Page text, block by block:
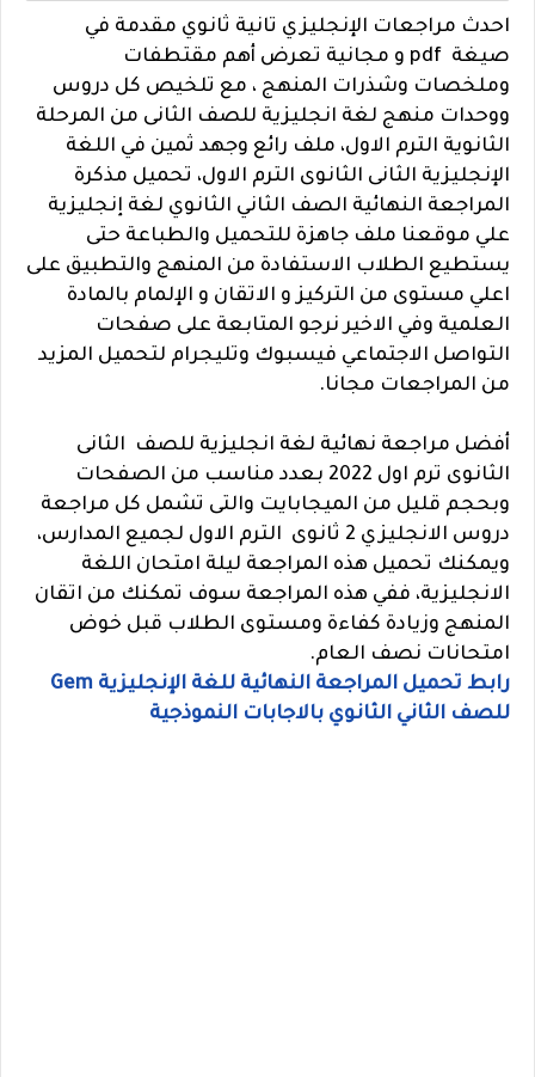
احدث مراجعات الإنجليزي تانية ثانوي مقدمة في
صيغة pdf و مجانية تعرض أهم مقتطفات
وملخصات وشذرات المنهج ، مع تلخيص كل دروس
ووحدات منهج لغة انجليزية للصف الثانى من المرحلة
الثانوية الترم الاول، ملف رائع وجهد ثمين في اللغة
الإنجليزية الثانى الثانوى الترم الاول، تحميل مذكرة
المراجعة النهائية الصف الثاني الثانوي لغة إنجليزية
علي موقعنا ملف جاهزة للتحميل والطباعة حتى
يستطيع الطلاب الاستفادة من المنهج والتطبيق على
اعلي مستوى من التركيز و الاتقان و الإلمام بالمادة
العلمية وفي الاخير نرجو المتابعة على صفحات
التواصل الاجتماعي فيسبوك وتليجرام لتحميل المزيد
من المراجعات مجانا.
أفضل مراجعة نهائية لغة انجليزية للصف الثانى
الثانوى ترم اول 2022 بعدد مناسب من الصفحات
وبحجم قليل من الميجابايت والتى تشمل كل مراجعة
دروس الانجليزي 2 ثانوى الترم الاول لجميع المدارس،
ويمكنك تحميل هذه المراجعة ليلة امتحان اللغة
الانجليزية، ففي هذه المراجعة سوف تمكنك من اتقان
المنهج وزيادة كفاءة ومستوى الطلاب قبل خوض
امتحانات نصف العام.
رابط تحميل المراجعة النهائية للغة الإنجليزية Gem
للصف الثاني الثانوي بالاجابات النموذجية